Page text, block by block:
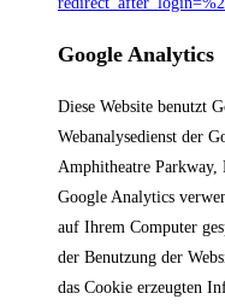
Google Analytics
Diese Website benutzt
Webanalysedienst der
Amphitheatre
Google Analytics
auf Ihrem Computer
der Benutzung der
das Cookie erzeugten